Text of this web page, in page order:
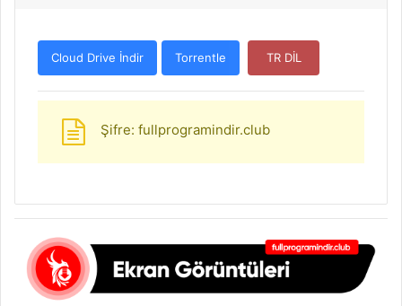
Cloud Drive İndir Torrentle TR DİL
Şifre: fullprogramindir.club